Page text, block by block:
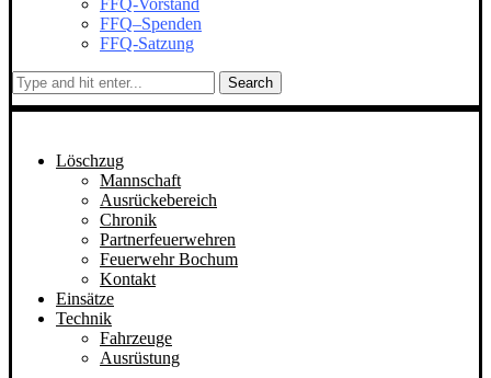
FFQ-Vorstand
FFQ–Spenden
FFQ-Satzung
Search
Löschzug
Mannschaft
Ausrückebereich
Chronik
Partnerfeuerwehren
Feuerwehr Bochum
Kontakt
Einsätze
Technik
Fahrzeuge
Ausrüstung